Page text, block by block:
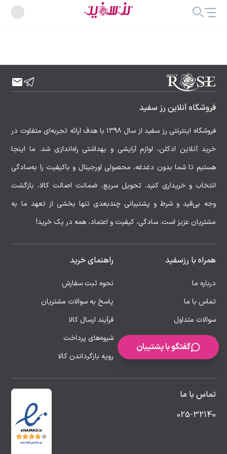
فروشگاه آنلاین رز سفید
فروشگاه اینترنتی رز سفید از سال ۱۳۹۸ با هدف ارائه تجربه‌ای متفاوت در
خرید آنلاین ادکلن، لوازم آرایشی و بهداشتی راه‌اندازی شد. ما اینجا
هستیم تا شما بدون دغدغه، محصولی اورجینال و باکیفیت را به‌سادگی
انتخاب و خریداری کنید. تحویل سریع، ضمانت اصالت کالا، بازگشت
وجه بی‌قید و شرط و پشتیبانی چندبعدی تنها بخشی از تعهد ما به
مشتریان عزیز است. سادگی، کیفیت و اعتماد، همه در یک خرید!
همراه با رزسفید
درباره ما
تماس با ما
سوالات متداول
مقالات
راهنمای خرید
نحوه ثبت سفارش
پاسخ به سوالات مشتریان
فرآیند ارسال کالا
شیوه‌های پرداخت
رویه بازگرداندن کالا
تماس با ما
025-32140
گفتگو با پشتیبان